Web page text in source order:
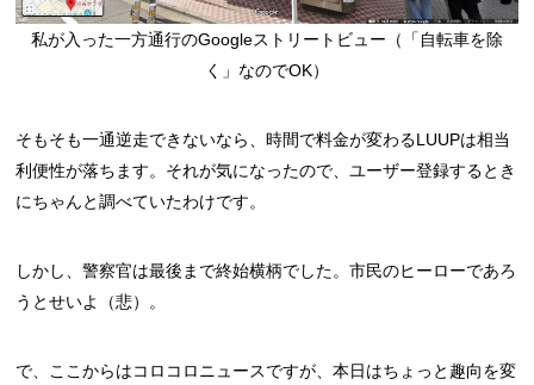
私が入った一方通行のGoogleストリートビュー（「自転車を除
く」なのでOK）
そもそも一通逆走できないなら、時間で料金が変わるLUUPは相当
利便性が落ちます。それが気になったので、ユーザー登録するとき
にちゃんと調べていたわけです。
しかし、警察官は最後まで終始横柄でした。市民のヒーローであろ
うとせいよ（悲）。
で、ここからはコロコロニュースですが、本日はちょっと趣向を変